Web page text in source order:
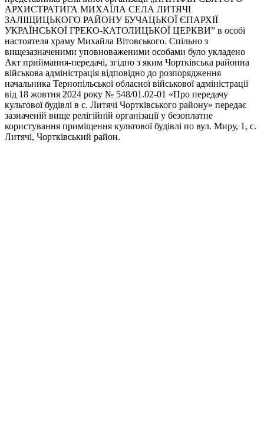
АРХИСТРАТИГА МИХАЇЛА СЕЛА ЛИТЯЧІ
ЗАЛІЩИЦЬКОГО РАЙОНУ БУЧАЦЬКОЇ ЄПАРХІЇ
УКРАЇНСЬКОЇ ГРЕКО-КАТОЛИЦЬКОЇ ЦЕРКВИ” в особі
настоятеля храму Михайла Вітовського. Спільно з
вищезазначеними уповноваженими особами було укладено
Акт приймання-передачі, згідно з яким Чортківська районна
військова адміністрація відповідно до розпорядження
начальника Тернопільської обласної військової адміністрації
від 18 жовтня 2024 року № 548/01.02-01 «Про передачу
культової будівлі в с. Литячі Чортківського району» передає
зазначеній вище релігійній організації у безоплатне
користування приміщення культової будівлі по вул. Миру, 1, с.
Литячі, Чортківський район.